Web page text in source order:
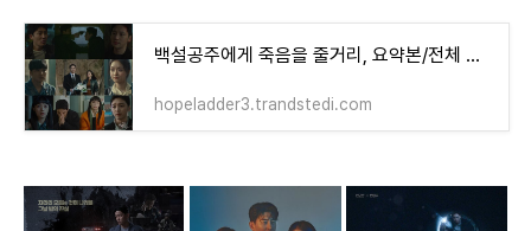
백설공주에게 죽음을 줄거리, 요약본/전체 무료 다시보기
hopeladder3.trandstedi.com